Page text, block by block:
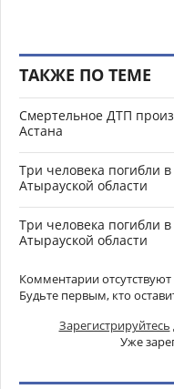
ТАКЖЕ ПО ТЕМЕ
Смертельное ДТП
Астана
Три человека погибли
Атырауской области
Три человека погибли
Атырауской области
Комментарии отсутствуют
Будьте первым, кто
Зарегистрируйтесь
Уже